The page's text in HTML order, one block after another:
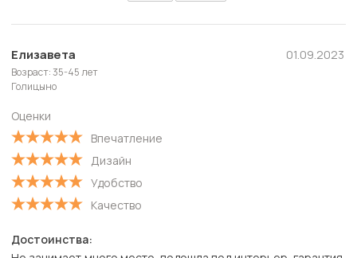
Елизавета
Возраст: 35-45 лет
Голицыно
Оценки
Впечатление
Дизайн
Удобство
Качество
01.09.2023
Достоинства: